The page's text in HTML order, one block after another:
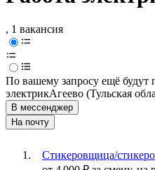
, 1 вакансия
По вашему запросу ещё будут
электрикАгеево (Тульская
В мессенджер
На почту
Стикеровщица/